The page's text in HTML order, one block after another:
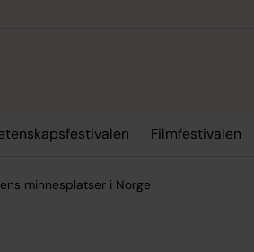
Filmfestivalen
minnesplatser i Norge